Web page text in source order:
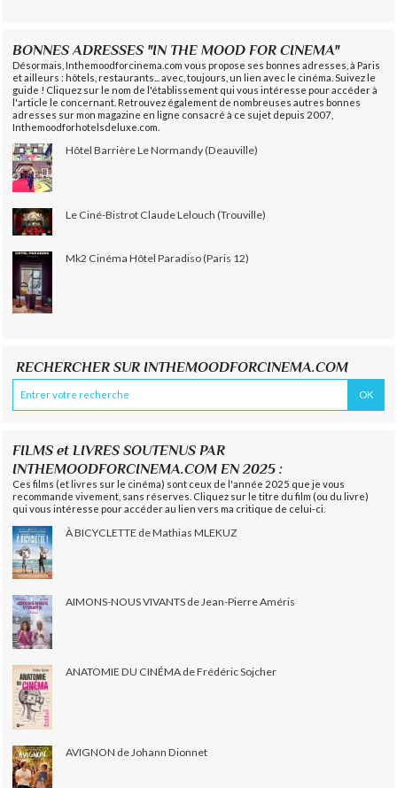
BONNES ADRESSES "IN THE MOOD FOR CINEMA"
Désormais, Inthemoodforcinema.com vous propose ses bonnes adresses, à Paris
et ailleurs : hôtels, restaurants... avec, toujours, un lien avec le cinéma. Suivez le
guide ! Cliquez sur le nom de l'établissement qui vous intéresse pour accéder à
l'article le concernant. Retrouvez également de nombreuses autres bonnes
adresses sur mon magazine en ligne consacré à ce sujet depuis 2007,
Inthemoodforhotelsdeluxe.com.
Hôtel Barrière Le Normandy (Deauville)
Le Ciné-Bistrot Claude Lelouch (Trouville)
Mk2 Cinéma Hôtel Paradiso (Paris 12)
RECHERCHER SUR INTHEMOODFORCINEMA.COM
FILMS et LIVRES SOUTENUS PAR
INTHEMOODFORCINEMA.COM EN 2025 :
Ces films (et livres sur le cinéma) sont ceux de l'année 2025 que je vous
recommande vivement, sans réserves. Cliquez sur le titre du film (ou du livre)
qui vous intéresse pour accéder au lien vers ma critique de celui-ci.
À BICYCLETTE de Mathias MLEKUZ
AIMONS-NOUS VIVANTS de Jean-Pierre Améris
ANATOMIE DU CINÉMA de Frédéric Sojcher
AVIGNON de Johann Dionnet